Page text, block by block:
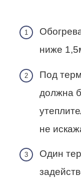
ниже
Под
должна
не
Один